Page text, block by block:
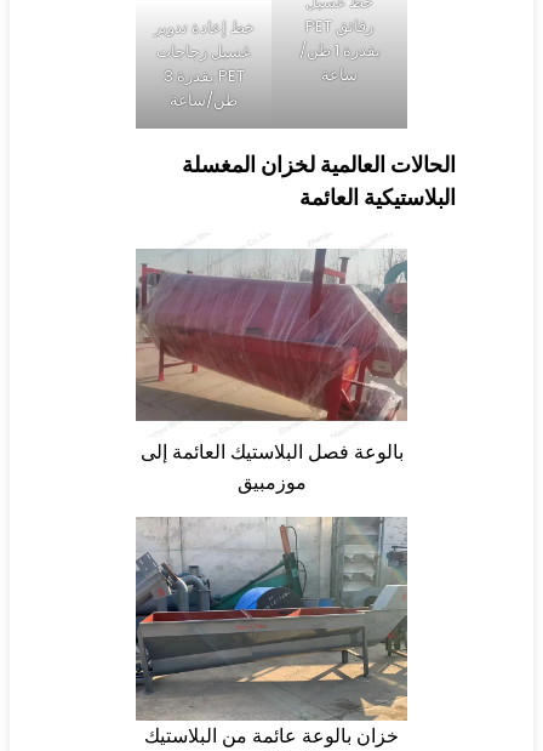
خط إعادة تدوير
غسيل زجاجات
العالمية لخزان المغسلة
العائمة
بالوعة فصل البلاستيك العائمة إلى
خزان بالوعة عائمة من البلاستيك